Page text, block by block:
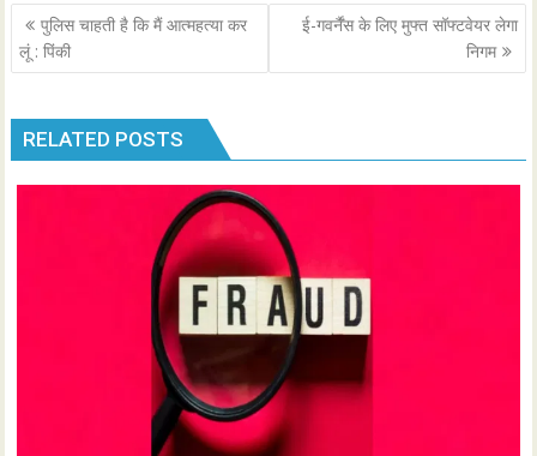
Post
navigation
पुलिस चाहती है कि मैं आत्महत्या कर
लूं : पिंकी
ई-गवर्नैंस के लिए मुफ्त सॉफ्टवेयर लेगा
निगम
RELATED POSTS